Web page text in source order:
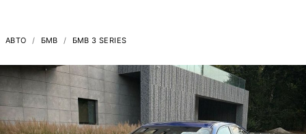
АВТО БМВ БМВ 3 SERIES